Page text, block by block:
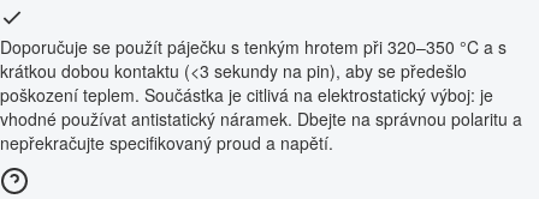
Doporučuje se použít páječku s tenkým hrotem při 320–350 °C a s
krátkou dobou kontaktu (<3 sekundy na pin), aby se předešlo
poškození teplem. Součástka je citlivá na elektrostatický výboj: je
vhodné používat antistatický náramek. Dbejte na správnou polaritu a
nepřekračujte specifikovaný proud a napětí.